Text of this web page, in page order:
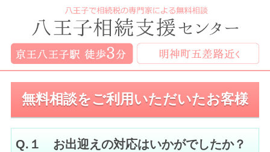
無料相談をご利用いただいたお客様
Q.１ お出迎えの対応はいかがでしたか？